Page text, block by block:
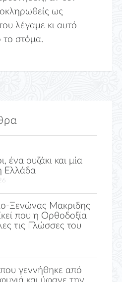
ως
λέγαμε κι αυτό
το στόμα.
ένα ουζάκι και μία
Ελλάδα
Ξενώνας Μακριδης
που η Ορθοδοξία
τις Γλώσσες του
γεννήθηκε από